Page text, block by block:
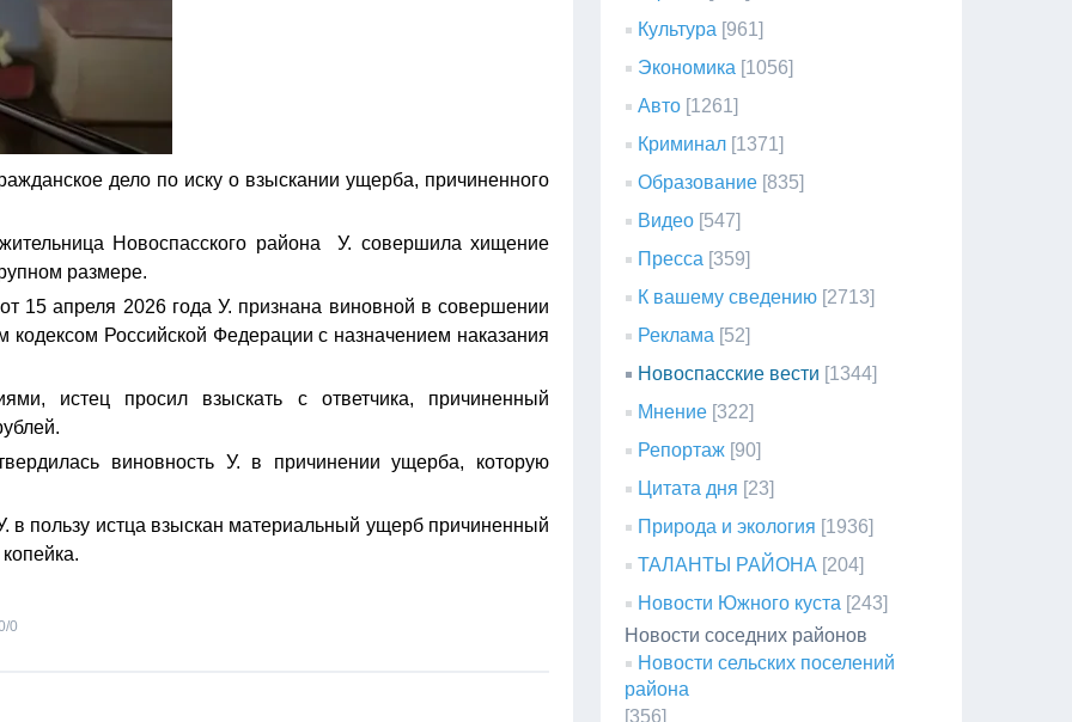
дело по иску о взыскании ущерба, причиненного
Новоспасского района У. совершила хищение
размере.
15 апреля 2026 года У. признана виновной в совершении
Российской Федерации с назначением наказания
истец просил взыскать с ответчика, причиненный
виновность У. в причинении ущерба, которую
в пользу истца взыскан материальный ущерб причиненный
/0
Культура [961]
Экономика [1056]
Авто [1261]
Криминал [1371]
Образование [835]
Видео [547]
Пресса [359]
К вашему сведению [2713]
Реклама [52]
Новоспасские вести [1344]
Мнение [322]
Репортаж [90]
Цитата дня [23]
Природа и экология [1936]
ТАЛАНТЫ РАЙОНА [204]
Новости Южного куста [243]
Новости соседних районов
Новости сельских поселений
района
[356]